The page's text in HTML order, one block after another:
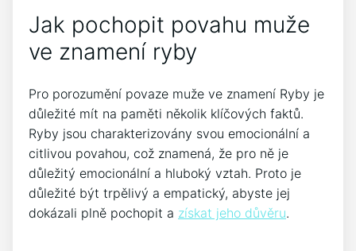
Jak pochopit povahu muže
ve znamení ryby
Pro porozumění povaze muže ve znamení Ryby je
důležité mít na paměti několik klíčových faktů.
Ryby jsou charakterizovány svou emocionální a
citlivou povahou, což znamená, že pro ně je
důležitý emocionální a hluboký vztah. Proto je
důležité být trpělivý a empatický, abyste jej
dokázali plně pochopit a získat jeho důvěru.